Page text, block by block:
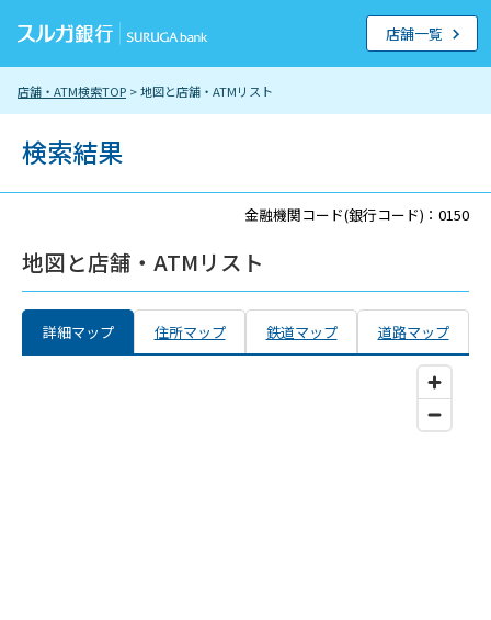
店舗・ATM検索TOP > 地図と店舗・ATMリスト
店舗一覧
検索結果
金融機関コード(銀行コード)：0150
地図と店舗・ATMリスト
詳細マップ 住所マップ 鉄道マップ 道路マップ